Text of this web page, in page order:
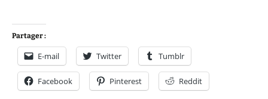
Partager :
E-mail Twitter Tumblr
Facebook Pinterest Reddit